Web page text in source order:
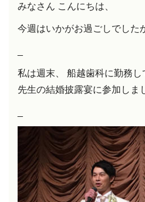
みなさん こんにちは、
今週はいかがお過ごしでした
私は週末、 船越歯科に勤務し
先生の結婚披露宴に参加しま